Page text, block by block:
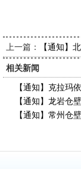
上一篇： 【通知】
相关新闻
【通知】克拉玛
【通知】龙岩仓
【通知】常州仓